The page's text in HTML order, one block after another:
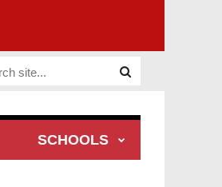
SCHOOLS